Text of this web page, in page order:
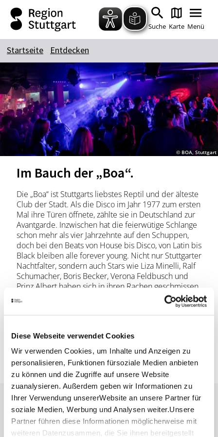
Diese Webseite verwendet Cookies
Wir verwenden Cookies, um Inhalte und Anzeigen zu
personalisieren, Funktionen fürsoziale Medien anbieten
zu können und die Zugriffe auf unsere Website
zuanalysieren. Außerdem geben wir Informationen zu
Ihrer Verwendung unsererWebsite an unsere Partner für
soziale Medien, Werbung und Analysen weiter.Unsere
Partner führen diese Informationen möglicherweise mit
weiteren Datenzusammen, die Sie ihnen bereitgestellt
Zum Hauptinhalt springen
Zur Suche springen
Zur Hauptnavigation
Zum Footer springen
Suche Karte Menü
Suchbegriff
Das könnte Sie interessieren
Stadtführungen
Tickets
Citytour
Übernachtung
Erlebnisse
Essen & Trinken
Wein
Automobil
Kultur
Feste & Highlights
Startseite Entdecken
© BOA, Stuttgart
Im Bauch der „Boa“.
Die „Boa“ ist Stuttgarts liebstes Reptil und der älteste
Club der Stadt. Als die Disco im Jahr 1977 zum ersten
Mal ihre Türen öffnete, zählte sie in Deutschland zur
Avantgarde. Inzwischen hat die feierwütige Schlange
schon mehr als vier Jahrzehnte auf den Schuppen,
doch bei den Beats von House bis Disco, von Latin bis
Black bleiben alle forever young. Nicht nur Stuttgarter
Nachtfalter, sondern auch Stars wie Liza Minelli, Ralf
Schumacher, Boris Becker, Verona Feldbusch und
Prinz Albert haben sich in ihren Rachen geschmissen.
Über die „Boa“ kursieren viele kuriose Geschichten.
Wer aber weiß, was der Club mit dem Schlangenkopf
einmal war? Ein Supermarkt! Zugegeben: Im
bemerkt. Doch als die Kultdisco 2021 verjüngt wurde,
kam die Vergangenheit ans Licht: Auf ihrer Rückseite
entdeckte man Vertiefungen, die Schaufenster eines
Supermarkts waren.
Lassen Sie sich inspirieren!
Mit unserem Newsletter bleiben Sie zu Events,